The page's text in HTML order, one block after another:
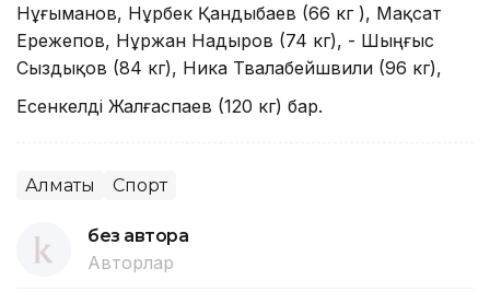
Нұғыманов, Нұрбек Қандыбаев (66 кг ), Мақсат
Ережепов, Нұржан Надыров (74 кг), - Шыңғыс
Сыздықов (84 кг), Ника Твалабейшвили (96 кг),
Есенкелді Жалғаспаев (120 кг) бар.
Алматы Спорт
без автора
Авторлар